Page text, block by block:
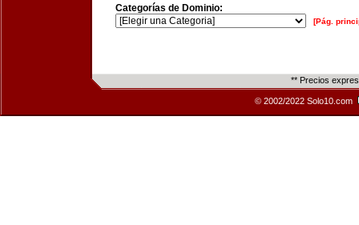
Categorías de Dominio:
[Pág.
** Precios
© 2002/2022 Solo10.com